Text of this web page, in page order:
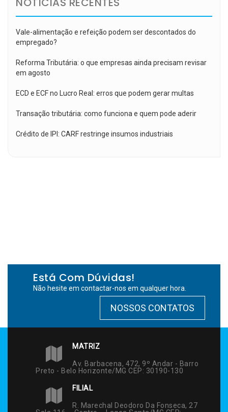
Vale-alimentação e refeição podem ser descontados do
empregado?
Reforma Tributária: o que empresas ainda precisam revisar
em agosto
ECD e ECF no Lucro Real: erros que podem gerar multas
Transação tributária: como funciona e quem pode aderir
Crédito de IPI: CARF restringe insumos industriais
Está Com Dúvidas!
Não hesite em contactar-nos em qualquer hora.
NOSSOS CONTATOS
MATRIZ
Av. Barbacena, 472, 9º Andar - Barro
Preto - Belo Horizonte/MG CEP: 30190-130
FILIAL
R. Marechal Deodoro Da Fonseca, 27